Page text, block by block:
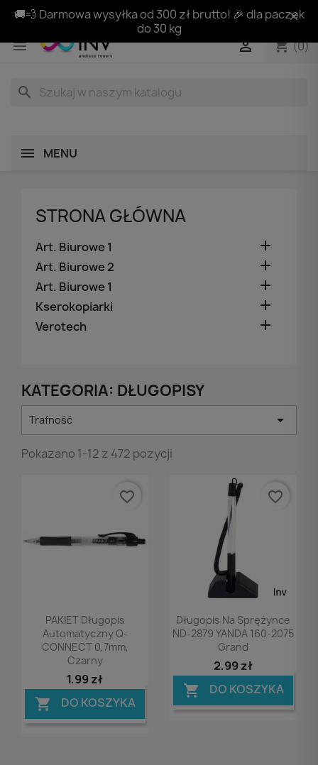
🚚💨 Darmowa wysyłka od 300 zł brutto! 🎉 dla paczek
do 30 kg
 shopping_cart(0)

search
MENU
STRONA GŁÓWNA
Art. Biurowe 1 
Art. Biurowe 2 
Art. Biurowe 1 
Kserokopiarki 
Verotech 
KATEGORIA: DŁUGOPISY
Trafność 
Pokazano 1-12 z 472 pozycji
Podgląd
PAKIET Długopis
Automatyczny Q-
CONNECT 0,7mm,
Czarny
1,99 zł
 DO KOSZYKA
favorite_border
Podgląd
Długopis Na Sprężynce
ND-2879 YANDA 160-2075
Grand
2,99 zł
 DO KOSZYKA
favorite_border